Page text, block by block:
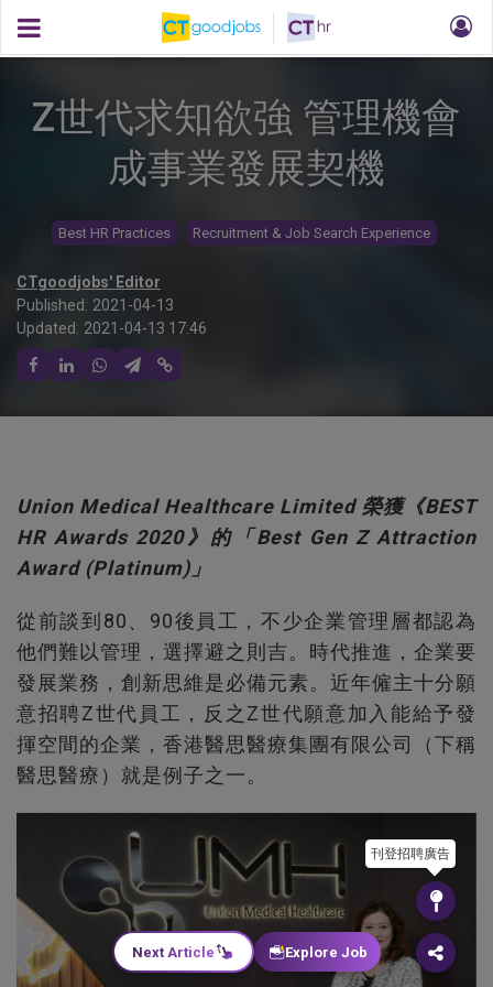
Z世代求知欲強 管理機會
成事業發展契機
Best HR Practices Recruitment & Job Search Experience
CTgoodjobs' Editor
Published: 2021-04-13
Updated: 2021-04-13 17:46
Union Medical Healthcare Limited 榮獲《BEST
HR Awards 2020》的「Best Gen Z Attraction
Award (Platinum)」
從前談到80、90後員工，不少企業管理層都認為
他們難以管理，選擇避之則吉。時代推進，企業要
發展業務，創新思維是必備元素。近年僱主十分願
意招聘Z世代員工，反之Z世代願意加入能給予發
揮空間的企業，香港醫思醫療集團有限公司（下稱
醫思醫療）就是例子之一。
刊登招聘廣告
Next Article Explore Job